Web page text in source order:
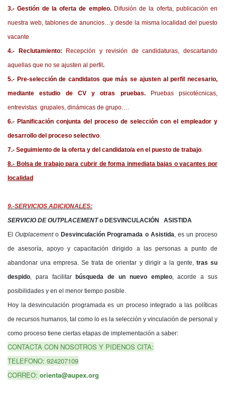
3.- Gestión de la oferta de empleo. Difusión de la oferta, publicación en
nuestra web, tablones de anuncios…y desde la misma localidad del puesto
vacante
4.- Reclutamiento: Recepción y revisión de candidaturas, descartando
aquellas que no se ajusten al perfil.
5.- Pre-selección de candidatos que más se ajusten al perfil necesario,
mediante estudio de CV y otras pruebas. Pruebas psicotécnicas,
entrevistas grupales, dinámicas de grupo….
6.- Planificación conjunta del proceso de selección con el empleador y
desarrollo del proceso selectivo
7.- Seguimiento de la oferta y del candidato/a en el puesto de trabajo
8.- Bolsa de trabajo para cubrir de forma inmediata bajas o vacantes por
localidad
9.-SERVICIOS ADICIONALES:
SERVICIO DE OUTPLACEMENTo DESVINCULACIÓN
ASISTIDA
ElOutplacementoDesvinculación Programada o Asistida , es un proceso
de asesoría, apoyo y capacitación dirigido a las personas a punto de
abandonar una empresa. Se trata de orientar y dirigir a la gente, tras su
despido , para facilitarbúsqueda de un nuevo empleo, acorde a sus
posibilidades y en el menor tiempo posible.
Hoy la desvinculación programada es un proceso integrado a las políticas
de recursos humanos, tal como lo es la selección y vinculación de personal y
como proceso tiene ciertas etapas de implementación a saber:
CONTACTA CON NOSOTROS Y PIDENOS CITA:
TELEFONO: 924207109
CORREO: orienta@aupex.org